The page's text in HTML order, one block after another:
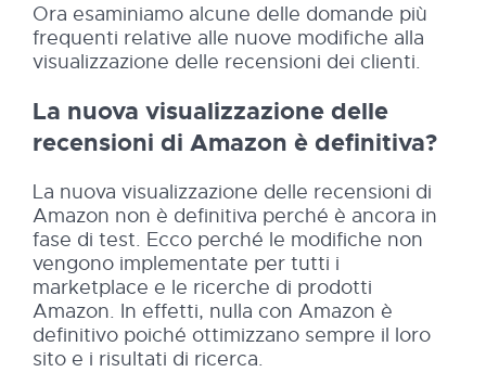
Ora esaminiamo alcune delle domande più
frequenti relative alle nuove modifiche alla
visualizzazione delle recensioni dei clienti.
La nuova visualizzazione delle
recensioni di Amazon è definitiva?
La nuova visualizzazione delle recensioni di
Amazon non è definitiva perché è ancora in
fase di test. Ecco perché le modifiche non
vengono implementate per tutti i
marketplace e le ricerche di prodotti
Amazon. In effetti, nulla con Amazon è
definitivo poiché ottimizzano sempre il loro
sito e i risultati di ricerca.